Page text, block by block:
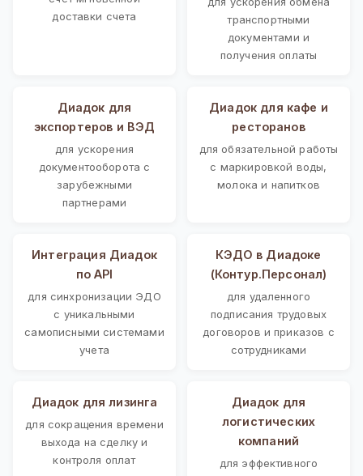
доставки счета
транспортными
документами и
получения оплаты
Диадок для
экспортеров и ВЭД
для ускорения
документооборота с
зарубежными
партнерами
Диадок для кафе и
ресторанов
для обязательной работы
с маркировкой воды,
молока и напитков
Интеграция Диадок
по API
для синхронизации ЭДО
с уникальными
самописными системами
учета
КЭДО в Диадоке
(Контур.Персонал)
для удаленного
подписания трудовых
договоров и приказов с
сотрудниками
Диадок для лизинга
для сокращения времени
выхода на сделку и
контроля оплат
Диадок для
логистических
компаний
для эффективного